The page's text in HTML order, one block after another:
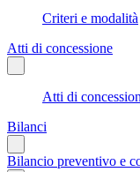
Criteri e modalità
Atti di concessione
Atti di
Bilanci
Bilancio preventivo e